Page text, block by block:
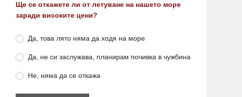
Ще се откажете ли от летуване на нашето море
заради високите цени?
Да, това лято няма да ходя на море
Да, не си заслужава, планирам почивка в чужбина
Не, няма да се откажа